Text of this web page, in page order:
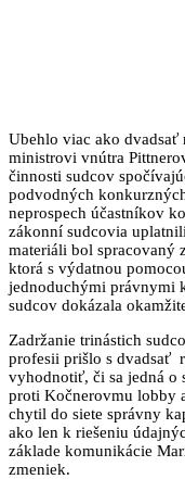
Ubehlo viac ako dvadsať
ministrovi vnútra
činnosti sudcov
podvodných
neprospech účastníkov
zákonní sudcovia
materiáli bol spracovaný
ktorá s výdatnou
jednoduchými právnymi
sudcov dokázala
Zadržanie trinástich
profesii prišlo s dvadsať
vyhodnotiť, či sa jedná o
proti Kočnerovmu lobby
chytil do siete správny
ako len k riešeniu
základe komunikácie
zmeniek.